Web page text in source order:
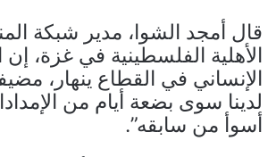
قال أمجد الشوا، مدير شبكة
الأهلية الفلسطينية في غزة، إن
الإنساني في القطاع ينهار،
لدينا سوى بضعة أيام من
أسوأ من سابقه”.